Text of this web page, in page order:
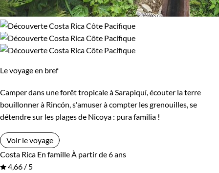
Le voyage en bref
Camper dans une forêt tropicale à Sarapiquí, écouter la terre
bouillonner à Rincón, s'amuser à compter les grenouilles, se
détendre sur les plages de Nicoya : pura familia !
Voir le voyage
Costa Rica En famille À partir de 6 ans
4,66 / 5